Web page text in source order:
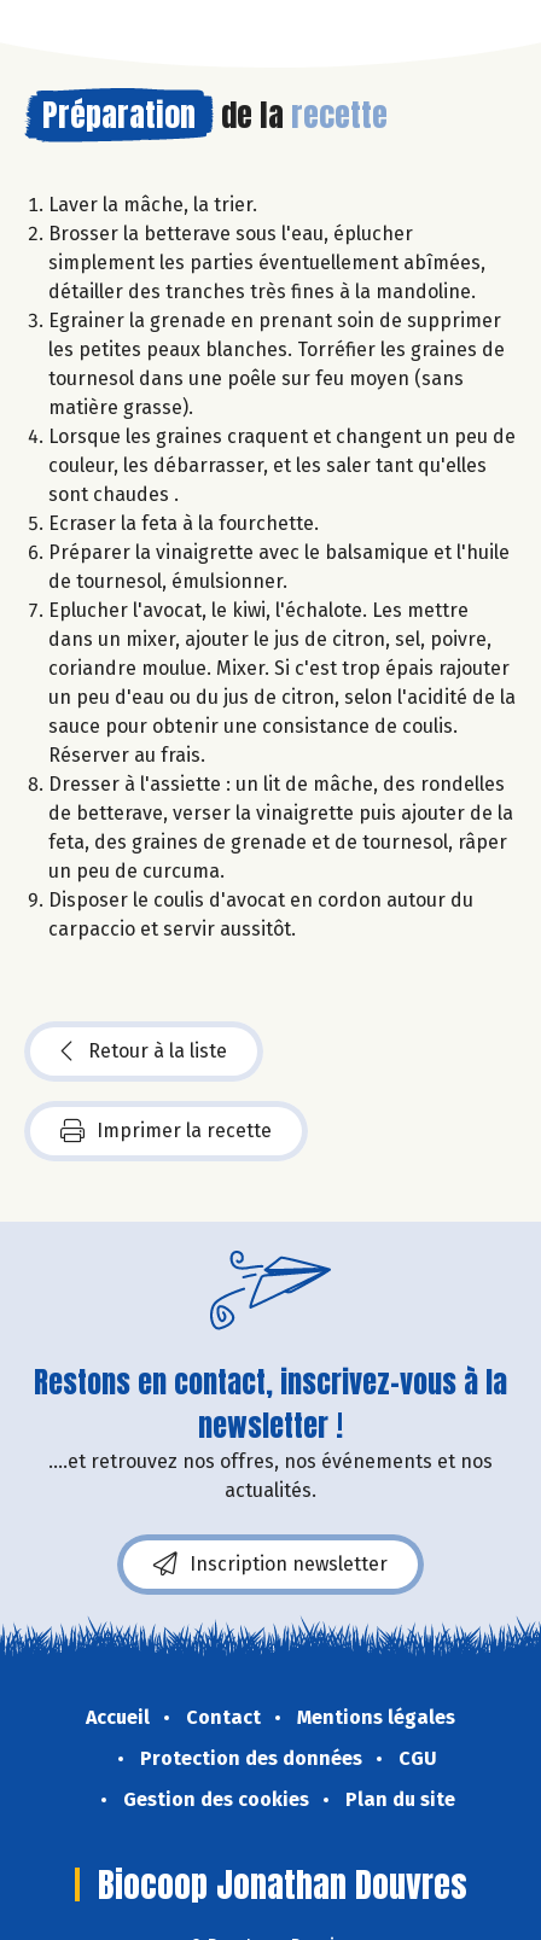
Préparation de la recette
Laver la mâche, la trier.
Brosser la betterave sous l'eau, éplucher
simplement les parties éventuellement abîmées,
détailler des tranches très fines à la mandoline.
Egrainer la grenade en prenant soin de supprimer
les petites peaux blanches. Torréfier les graines de
tournesol dans une poêle sur feu moyen (sans
matière grasse).
Lorsque les graines craquent et changent un peu de
couleur, les débarrasser, et les saler tant qu'elles
sont chaudes .
Ecraser la feta à la fourchette.
Préparer la vinaigrette avec le balsamique et l'huile
de tournesol, émulsionner.
Eplucher l'avocat, le kiwi, l'échalote. Les mettre
dans un mixer, ajouter le jus de citron, sel, poivre,
coriandre moulue. Mixer. Si c'est trop épais rajouter
un peu d'eau ou du jus de citron, selon l'acidité de la
sauce pour obtenir une consistance de coulis.
Réserver au frais.
Dresser à l'assiette : un lit de mâche, des rondelles
de betterave, verser la vinaigrette puis ajouter de la
feta, des graines de grenade et de tournesol, râper
un peu de curcuma.
Disposer le coulis d'avocat en cordon autour du
carpaccio et servir aussitôt.
Retour à la liste
Imprimer la recette
Restons en contact, inscrivez-vous à la
newsletter !
....et retrouvez nos offres, nos événements et nos
actualités.
Inscription newsletter
Accueil Contact
Mentions légales
Protection des données
CGU
Gestion des cookies
Plan du site
Biocoop Jonathan Douvres